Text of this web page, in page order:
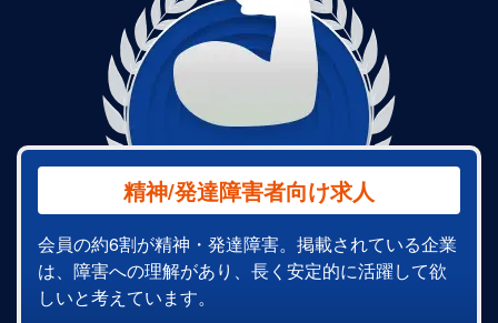
精神/発達障害者向け求人
会員の約6割が精神・発達障害。掲載されている企業
は、障害への理解があり、長く安定的に活躍して欲
しいと考えています。